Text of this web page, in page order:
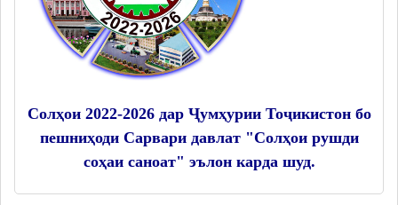
Солҳои 2022-2026 дар Ҷумҳурии Тоҷикистон бо
пешниҳоди Сарвари давлат "Солҳои рушди
соҳаи саноат" эълон карда шуд.